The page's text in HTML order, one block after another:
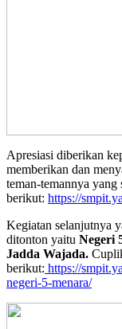
Apresiasi diberikan
memberikan dan
teman-temannya
berikut: https://
Kegiatan selanjutnya
ditonton yaitu Negeri
Jadda Wajada.
berikut: https://
negeri-5-menara/